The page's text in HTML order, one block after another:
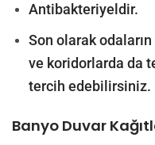
Antibakteriyeldir.
Son olarak
ve koridorlarda da
tercih edebilirsiniz.
Banyo Duvar